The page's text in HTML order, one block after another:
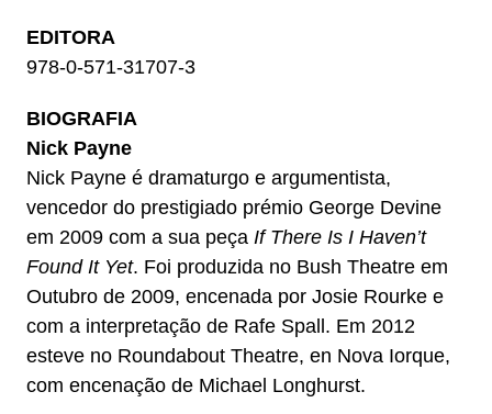
EDITORA
978-0-571-31707-3
BIOGRAFIA
Nick Payne
Nick Payne é dramaturgo e argumentista,
vencedor do prestigiado prémio George Devine
em 2009 com a sua peça If There Is I Haven’t
Found It Yet. Foi produzida no Bush Theatre em
Outubro de 2009, encenada por Josie Rourke e
com a interpretação de Rafe Spall. Em 2012
esteve no Roundabout Theatre, en Nova Iorque,
com encenação de Michael Longhurst.